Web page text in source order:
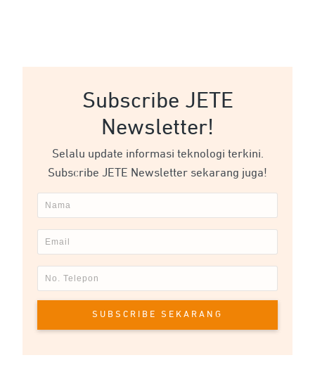
Subscribe JETE
Newsletter!
Selalu update informasi teknologi terkini.
Subscribe JETE Newsletter sekarang juga!
SUBSCRIBE SEKARANG